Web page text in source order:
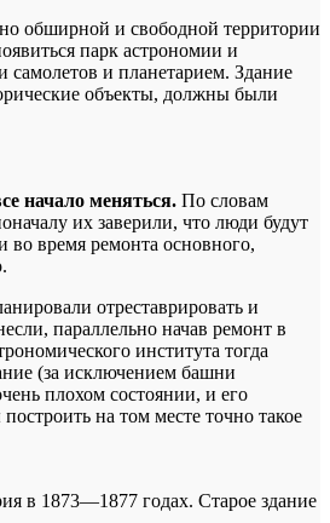
обширной и свободной территории
парк астрономии и
самолетов и планетарием. Здание
объекты, должны были
начало меняться. По словам
их заверили, что люди будут
во время ремонта основного,
отреставрировать и
параллельно начав ремонт в
института тогда
(за исключением башни
плохом состоянии, и его
на том месте точно такое
в 1873—1877 годах. Старое здание